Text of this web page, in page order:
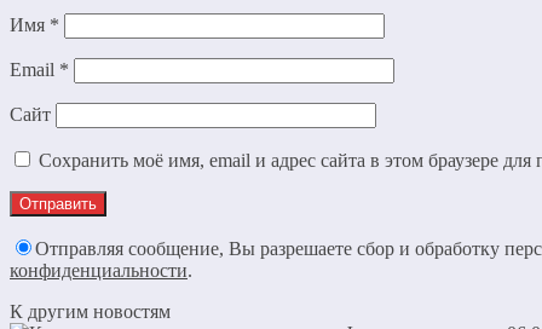
Имя *
Email *
Сайт
Сохранить моё имя, email и адрес сайта в этом браузере
Отправляя сообщение, Вы разрешаете сбор и обработку
конфиденциальности.
К другим новостям